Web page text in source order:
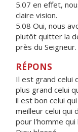
5.07 en effet,
claire vision.
5.08 Oui, nous
plutôt quitter la
près du Seigneur.
RÉPONS
Il est grand celui
plus grand celui
il est bon celui
meilleur celui qui
pour l'homme qui